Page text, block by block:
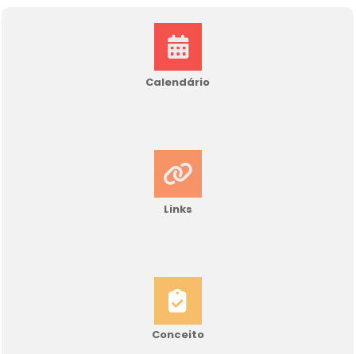
Calendário
Links
Conceito